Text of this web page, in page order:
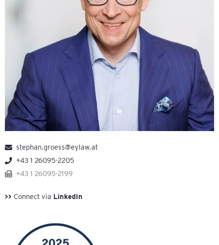
stephan.groess@eylaw.at
+43 1 26095-2205
+43 1 26095-2199
>> Connect via LinkedIn